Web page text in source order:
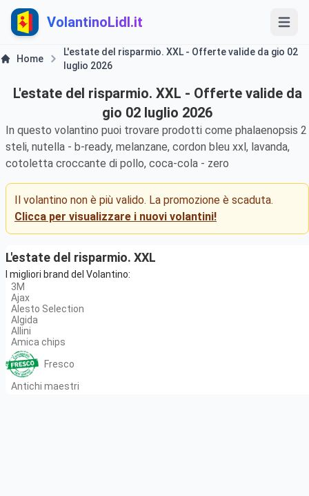
VolantinoLidl.it
Home
L'estate del risparmio. XXL - Offerte valide da gio 02
luglio 2026
L'estate del risparmio. XXL - Offerte valide da
gio 02 luglio 2026
In questo volantino puoi trovare prodotti come phalaenopsis 2
steli, nutella - b-ready, melanzane, cordon bleu xxl, lavanda,
cotoletta croccante di pollo, coca-cola - zero
Il volantino non è più valido. La promozione è scaduta.
Clicca per visualizzare i nuovi volantini!
L'estate del risparmio. XXL
I migliori brand del Volantino:
3M
Ajax
Alesto Selection
Algida
Allini
Amica chips
Fresco
Antichi maestri